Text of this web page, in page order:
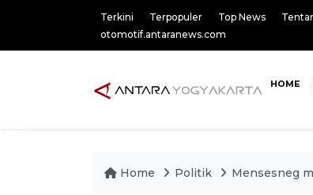
Terkini Terpopuler Top News
otomotif.antaranews.com
HOME
Home Politik Mensesneg